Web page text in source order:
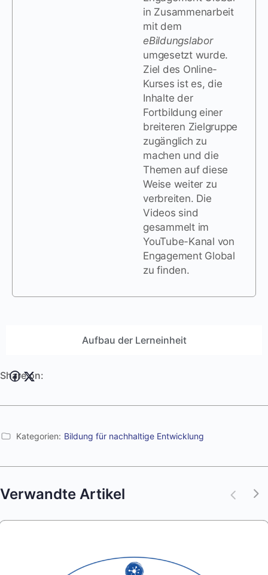
Aufbau der Lerneinheit
in Zusammenarbeit
mit dem
eBildungslabor
umgesetzt wurde.
Ziel des Online-
Kurses ist es, die
Inhalte der
Fortbildung einer
breiteren Zielgruppe
zugänglich zu
machen und die
Themen auf diese
Weise weiter zu
verbreiten. Die
Videos sind
gesammelt im
YouTube-Kanal von
Engagement Global
zu finden.
Share on:
Kategorien: Bildung für nachhaltige Entwicklung
Verwandte Artikel